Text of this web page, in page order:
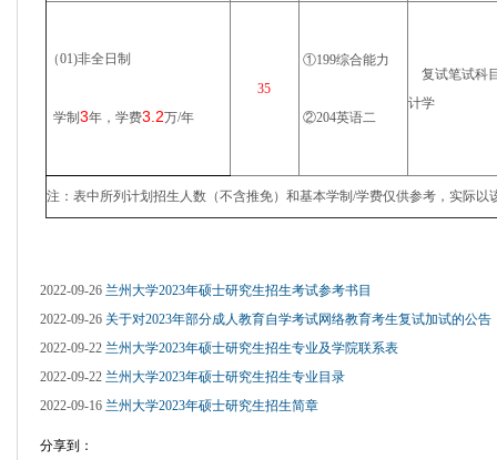
（01)非全日制
学制 3年，学费3.2万/年
35
①199综合能力
②204英语二
复试笔试科
计学
注：表中所列计划招生人数（不含推免）和基本学制/学费仅供参考，实际以
2022-09-26 兰州大学2023年硕士研究生招生考试参考书目
2022-09-26 关于对2023年部分成人教育自学考试网络教育考生复试加试的公告
2022-09-22 兰州大学2023年硕士研究生招生专业及学院联系表
2022-09-22 兰州大学2023年硕士研究生招生专业目录
2022-09-16 兰州大学2023年硕士研究生招生简章
分享到：